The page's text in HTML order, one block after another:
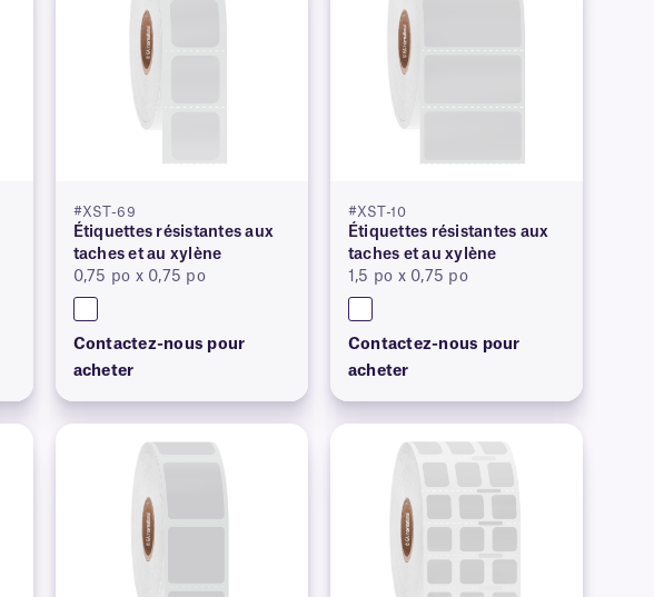
#XST-69
Étiquettes résistantes aux
taches et au xylène
0,75 po x 0,75 po
Contactez-nous pour
acheter
#XST-10
Étiquettes résistantes aux
taches et au xylène
1,5 po x 0,75 po
Contactez-nous pour
acheter